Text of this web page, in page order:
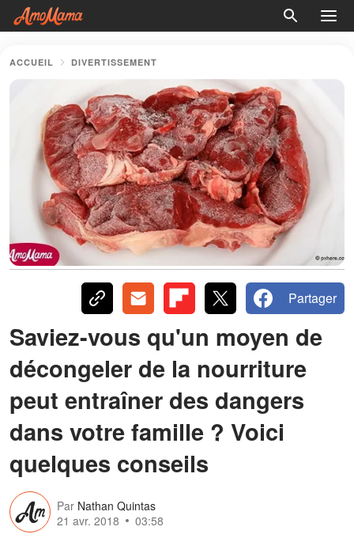
ACCUEIL DIVERTISSEMENT
Partager
Saviez-vous qu'un moyen de
décongeler de la nourriture
peut entraîner des dangers
dans votre famille ? Voici
quelques conseils
Par Nathan Quintas
21 avr. 2018
03:58